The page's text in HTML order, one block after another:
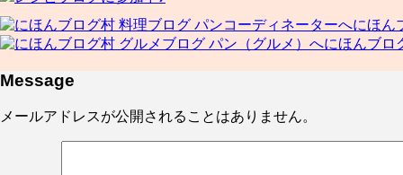
にほん
にほんブロ
Message
メールアドレスが公開されることはありません。